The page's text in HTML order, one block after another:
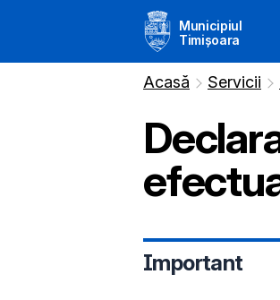
Municipiul
Timișoara
Acasă Servicii
Important